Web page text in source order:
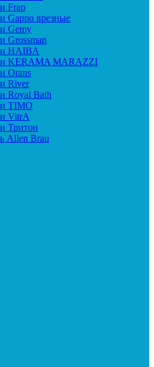
Frap
Gappo врезные
Gemy
Grossman
HAIBA
KERAMA MARAZZI
Orans
River
Royal Bath
TIMO
VitrA
Тритон
Allen Brau